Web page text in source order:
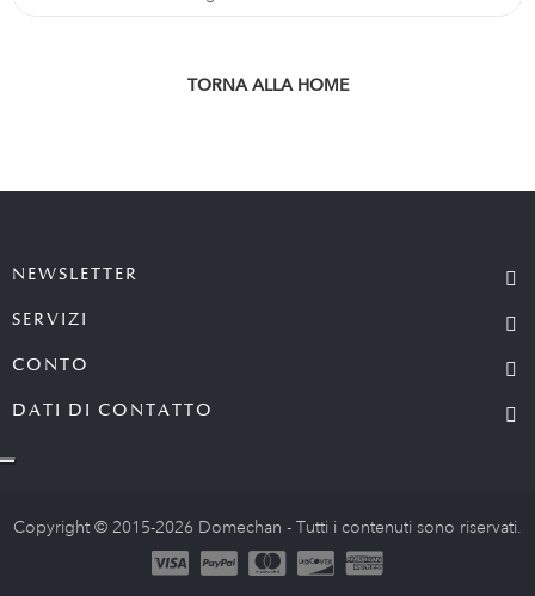
TORNA ALLA HOME
NEWSLETTER
SERVIZI
CONTO
DATI DI CONTATTO
Copyright © 2015-2026 Domechan - Tutti i contenuti sono riservati.